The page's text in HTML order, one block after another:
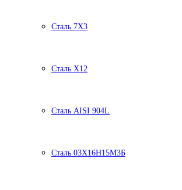
Сталь 7Х3
Сталь Х12
Сталь AISI 904L
Сталь 03Х16Н15М3Б